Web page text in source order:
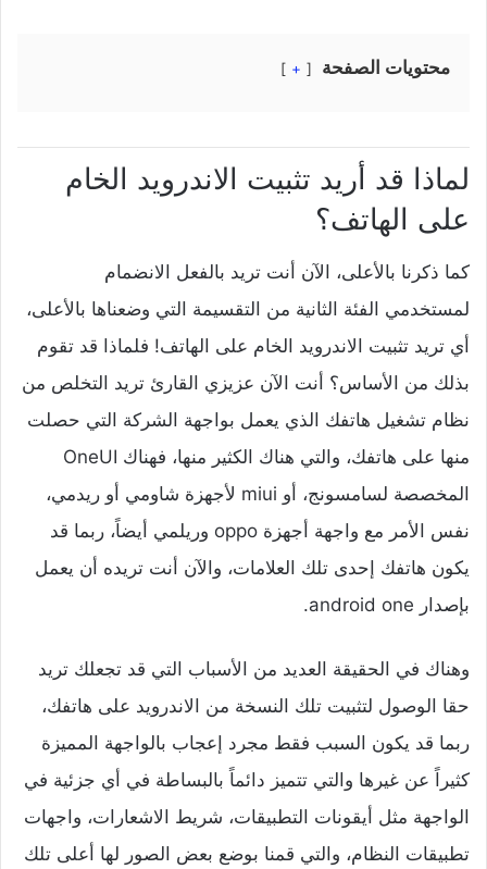
محتويات الصفحة +
لماذا قد أريد تثبيت الاندرويد الخام
على الهاتف؟
كما ذكرنا بالأعلى، الآن أنت تريد بالفعل الانضمام
لمستخدمي الفئة الثانية من التقسيمة التي وضعناها بالأعلى،
أي تريد تثبيت الاندرويد الخام على الهاتف! فلماذا قد تقوم
بذلك من الأساس؟ أنت الآن عزيزي القارئ تريد التخلص من
نظام تشغيل هاتفك الذي يعمل بواجهة الشركة التي حصلت
منها على هاتفك، والتي هناك الكثير منها، فهناك OneUI
المخصصة لسامسونج، أو miui لأجهزة شاومي أو ريدمي،
نفس الأمر مع واجهة أجهزة oppo وريلمي أيضاً، ربما قد
يكون هاتفك إحدى تلك العلامات، والآن أنت تريده أن يعمل
بإصدار android one.
وهناك في الحقيقة العديد من الأسباب التي قد تجعلك تريد
حقا الوصول لتثبيت تلك النسخة من الاندرويد على هاتفك،
ربما قد يكون السبب فقط مجرد إعجاب بالواجهة المميزة
كثيراً عن غيرها والتي تتميز دائماً بالبساطة في أي جزئية في
الواجهة مثل أيقونات التطبيقات، شريط الاشعارات، واجهات
تطبيقات النظام، والتي قمنا بوضع بعض الصور لها أعلى تلك